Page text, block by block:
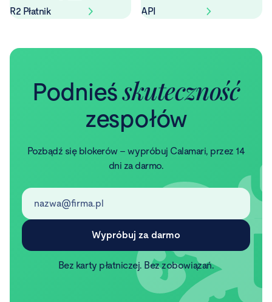
R2 Płatnik API
Podnieśskuteczność
zespołów
Pozbądź się blokerów – wypróbuj Calamari, przez 14
dni za darmo.
Bez karty płatniczej. Bez zobowiązań.